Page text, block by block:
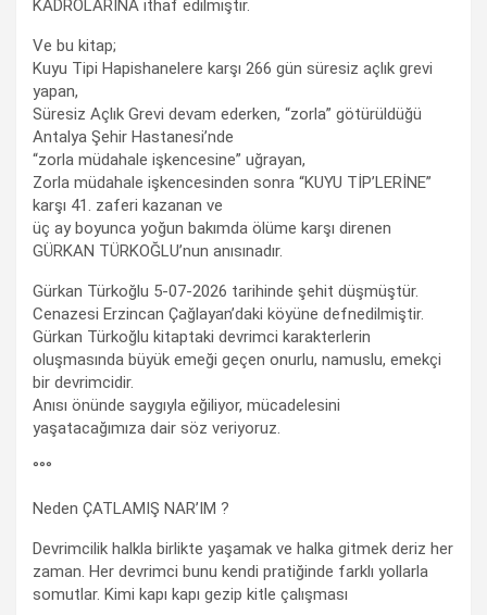
KADROLARINA ithaf edilmiştir.
Ve bu kitap;
Kuyu Tipi Hapishanelere karşı 266 gün süresiz açlık grevi
yapan,
Süresiz Açlık Grevi devam ederken, “zorla” götürüldüğü
Antalya Şehir Hastanesi’nde
“zorla müdahale işkencesine” uğrayan,
Zorla müdahale işkencesinden sonra “KUYU TİP’LERİNE”
karşı 41. zaferi kazanan ve
üç ay boyunca yoğun bakımda ölüme karşı direnen
GÜRKAN TÜRKOĞLU’nun anısınadır.
Gürkan Türkoğlu 5-07-2026 tarihinde şehit düşmüştür.
Cenazesi Erzincan Çağlayan’daki köyüne defnedilmiştir.
Gürkan Türkoğlu kitaptaki devrimci karakterlerin
oluşmasında büyük emeği geçen onurlu, namuslu, emekçi
bir devrimcidir.
Anısı önünde saygıyla eğiliyor, mücadelesini
yaşatacağımıza dair söz veriyoruz.
°°°
Neden ÇATLAMIŞ NAR’IM ?
Devrimcilik halkla birlikte yaşamak ve halka gitmek deriz her
zaman. Her devrimci bunu kendi pratiğinde farklı yollarla
somutlar. Kimi kapı kapı gezip kitle çalışması